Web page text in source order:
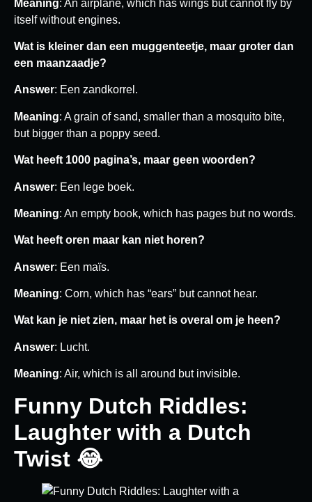
Meaning: An airplane, which has wings but cannot fly by
itself without engines.
Wat is kleiner dan een muggenteetje, maar groter dan
een maanzaadje?
Answer: Een zandkorrel.
Meaning: A grain of sand, smaller than a mosquito bite,
but bigger than a poppy seed.
Wat heeft 1000 pagina’s, maar geen woorden?
Answer: Een lege boek.
Meaning: An empty book, which has pages but no words.
Wat heeft oren maar kan niet horen?
Answer: Een maïs.
Meaning: Corn, which has “ears” but cannot hear.
Wat kan je niet zien, maar het is overal om je heen?
Answer: Lucht.
Meaning: Air, which is all around but invisible.
Funny Dutch Riddles:
Laughter with a Dutch
Twist 😂